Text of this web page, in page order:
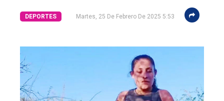
El
único
DIARIO
DEPORTES Martes, 25 De Febrero De 2025 5:53